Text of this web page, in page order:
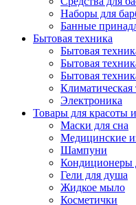
Наборы для
Банные
Бытовая техника
Бытовая
Бытовая
Бытовая
Климатическая
Электроника
Товары для красоты
Маски для сна
Медицинские
Шампуни
Кондиционеры
Гели для душа
Жидкое мыло
Косметички